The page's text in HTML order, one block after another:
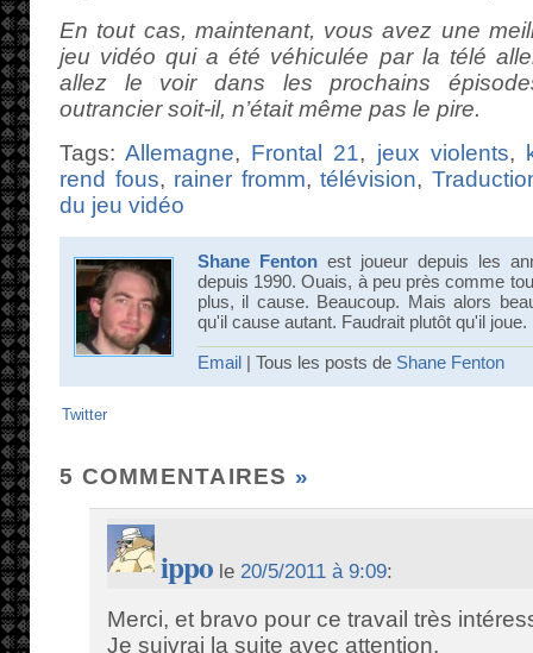
En tout cas, maintenant, vous avez une
jeu vidéo qui a été véhiculée par la télé
allez le voir dans les prochains
outrancier soit-il, n’était même pas le pire.
Tags:Allemagne, Frontal 21, jeux violents,
rend fous, rainer fromm,télévision,
du jeu vidéo
Shane Fenton est joueur depuis les
depuis 1990. Ouais, à peu près comme
plus, il cause. Beaucoup. Mais alors
qu'il cause autant. Faudrait plutôt qu'il joue.
Email | Tous les posts de Shane Fenton
Twitter
5 COMMENTAIRES »
ippo le20/5/2011 à 9:09:
Merci, et bravo pour ce travail très
Je suivrai la suite avec attention.